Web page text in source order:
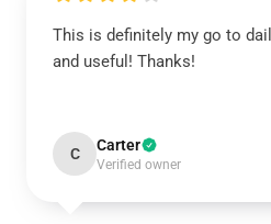
This is definitely my go to
and useful! Thanks!
C Carter
Verified owner